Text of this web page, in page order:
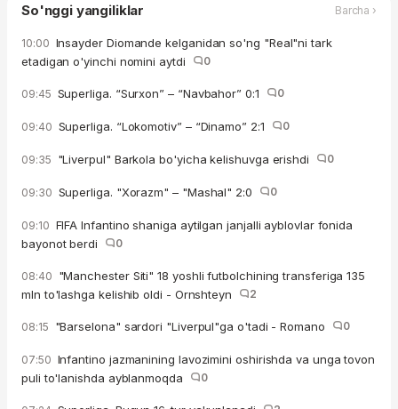
So'nggi yangiliklar Barcha ›
10:00 Insayder Diomande kelganidan so'ng "Real"ni tark
etadigan o'yinchi nomini aytdi
0
09:45 Superliga. “Surxon” – “Navbahor” 0:1 0
09:40 Superliga. “Lokomotiv” – “Dinamo” 2:1 0
09:35 "Liverpul" Barkola bo'yicha kelishuvga erishdi 0
09:30 Superliga. "Xorazm" – "Mashal" 2:0 0
09:10 FIFA Infantino shaniga aytilgan janjalli ayblovlar fonida
bayonot berdi
0
08:40 "Manchester Siti" 18 yoshli futbolchining transferiga 135
mln to'lashga kelishib oldi - Ornshteyn
2
08:15 "Barselona" sardori "Liverpul"ga o'tadi - Romano 0
07:50 Infantino jazmanining lavozimini oshirishda va unga tovon
puli to'lanishda ayblanmoqda
0